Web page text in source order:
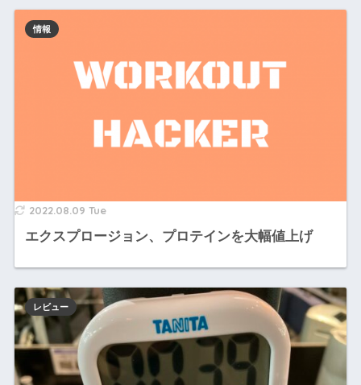
2022.08.09 Tue
エクスプロージョン、プロテインを大幅値上げ
情報
レビュー